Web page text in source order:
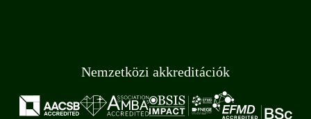
Nemzetközi akkreditációk